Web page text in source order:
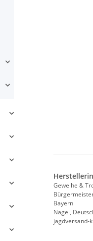
Geweihe &
Bayern
Nagel,
jagdversand-